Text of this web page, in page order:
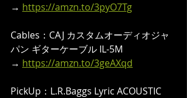
→ https://amzn.to/3pyO7Tg
Cables：CAJ カスタムオーディオジャ
パン ギターケーブル IL-5M
→ https://amzn.to/3geAXqd
PickUp：L.R.Baggs Lyric ACOUSTIC